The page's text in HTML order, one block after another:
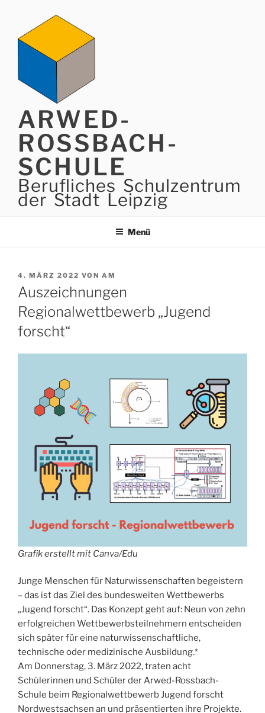
springen
ARWED-
ROSSBACH-
SCHULE
Berufliches Schulzentrum
der Stadt Leipzig
Menü
VERÖFFENTLICHT
AM
4. MÄRZ 2022 VON AM
Auszeichnungen
Regionalwettbewerb „Jugend
forscht“
Grafik erstellt mit Canva/Edu
Junge Menschen für Naturwissenschaften begeistern
– das ist das Ziel des bundesweiten Wettbewerbs
„Jugend forscht“. Das Konzept geht auf: Neun von zehn
erfolgreichen Wettbewerbsteilnehmern entscheiden
sich später für eine naturwissenschaftliche,
technische oder medizinische Ausbildung.*
Am Donnerstag, 3. März 2022, traten acht
Schülerinnen und Schüler der Arwed-Rossbach-
Schule beim Regionalwettbewerb Jugend forscht
Nordwestsachsen an und präsentierten ihre Projekte.